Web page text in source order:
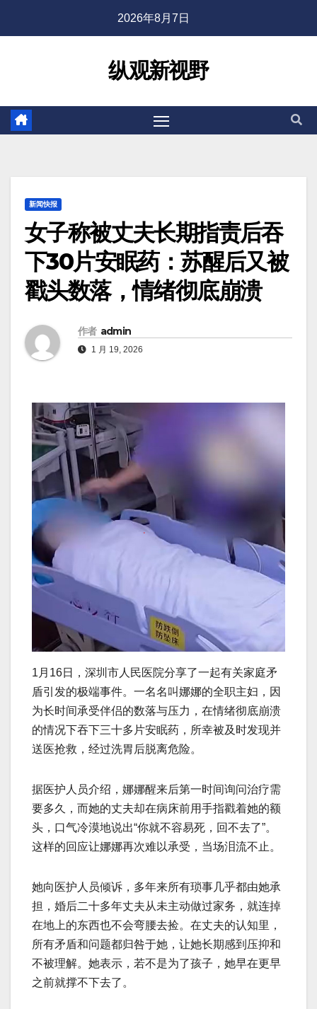
2026年8月7日
纵观新视野
新闻快报
女子称被丈夫长期指责后吞
下30片安眠药：苏醒后又被
戳头数落，情绪彻底崩溃
作者 admin
1 月 19, 2026
1月16日，深圳市人民医院分享了一起有关家庭矛
盾引发的极端事件。一名名叫娜娜的全职主妇，因
为长时间承受伴侣的数落与压力，在情绪彻底崩溃
的情况下吞下三十多片安眠药，所幸被及时发现并
送医抢救，经过洗胃后脱离危险。
据医护人员介绍，娜娜醒来后第一时间询问治疗需
要多久，而她的丈夫却在病床前用手指戳着她的额
头，口气冷漠地说出“你就不容易死，回不去了”。
这样的回应让娜娜再次难以承受，当场泪流不止。
她向医护人员倾诉，多年来所有琐事几乎都由她承
担，婚后二十多年丈夫从未主动做过家务，就连掉
在地上的东西也不会弯腰去捡。在丈夫的认知里，
所有矛盾和问题都归咎于她，让她长期感到压抑和
不被理解。她表示，若不是为了孩子，她早在更早
之前就撑不下去了。